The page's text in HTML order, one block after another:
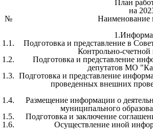
План
на
№
Наименование
1.1.
Подготовка и представление в
Контрольно-счетной
1.2.
Подготовка и представление
депутатов МО
1.3. Подготовка и представление
проведенных внешних
1.4.
Размещение информации о
муниципального
1.5.
Подготовка и заключение
1.6.
Осуществление иной